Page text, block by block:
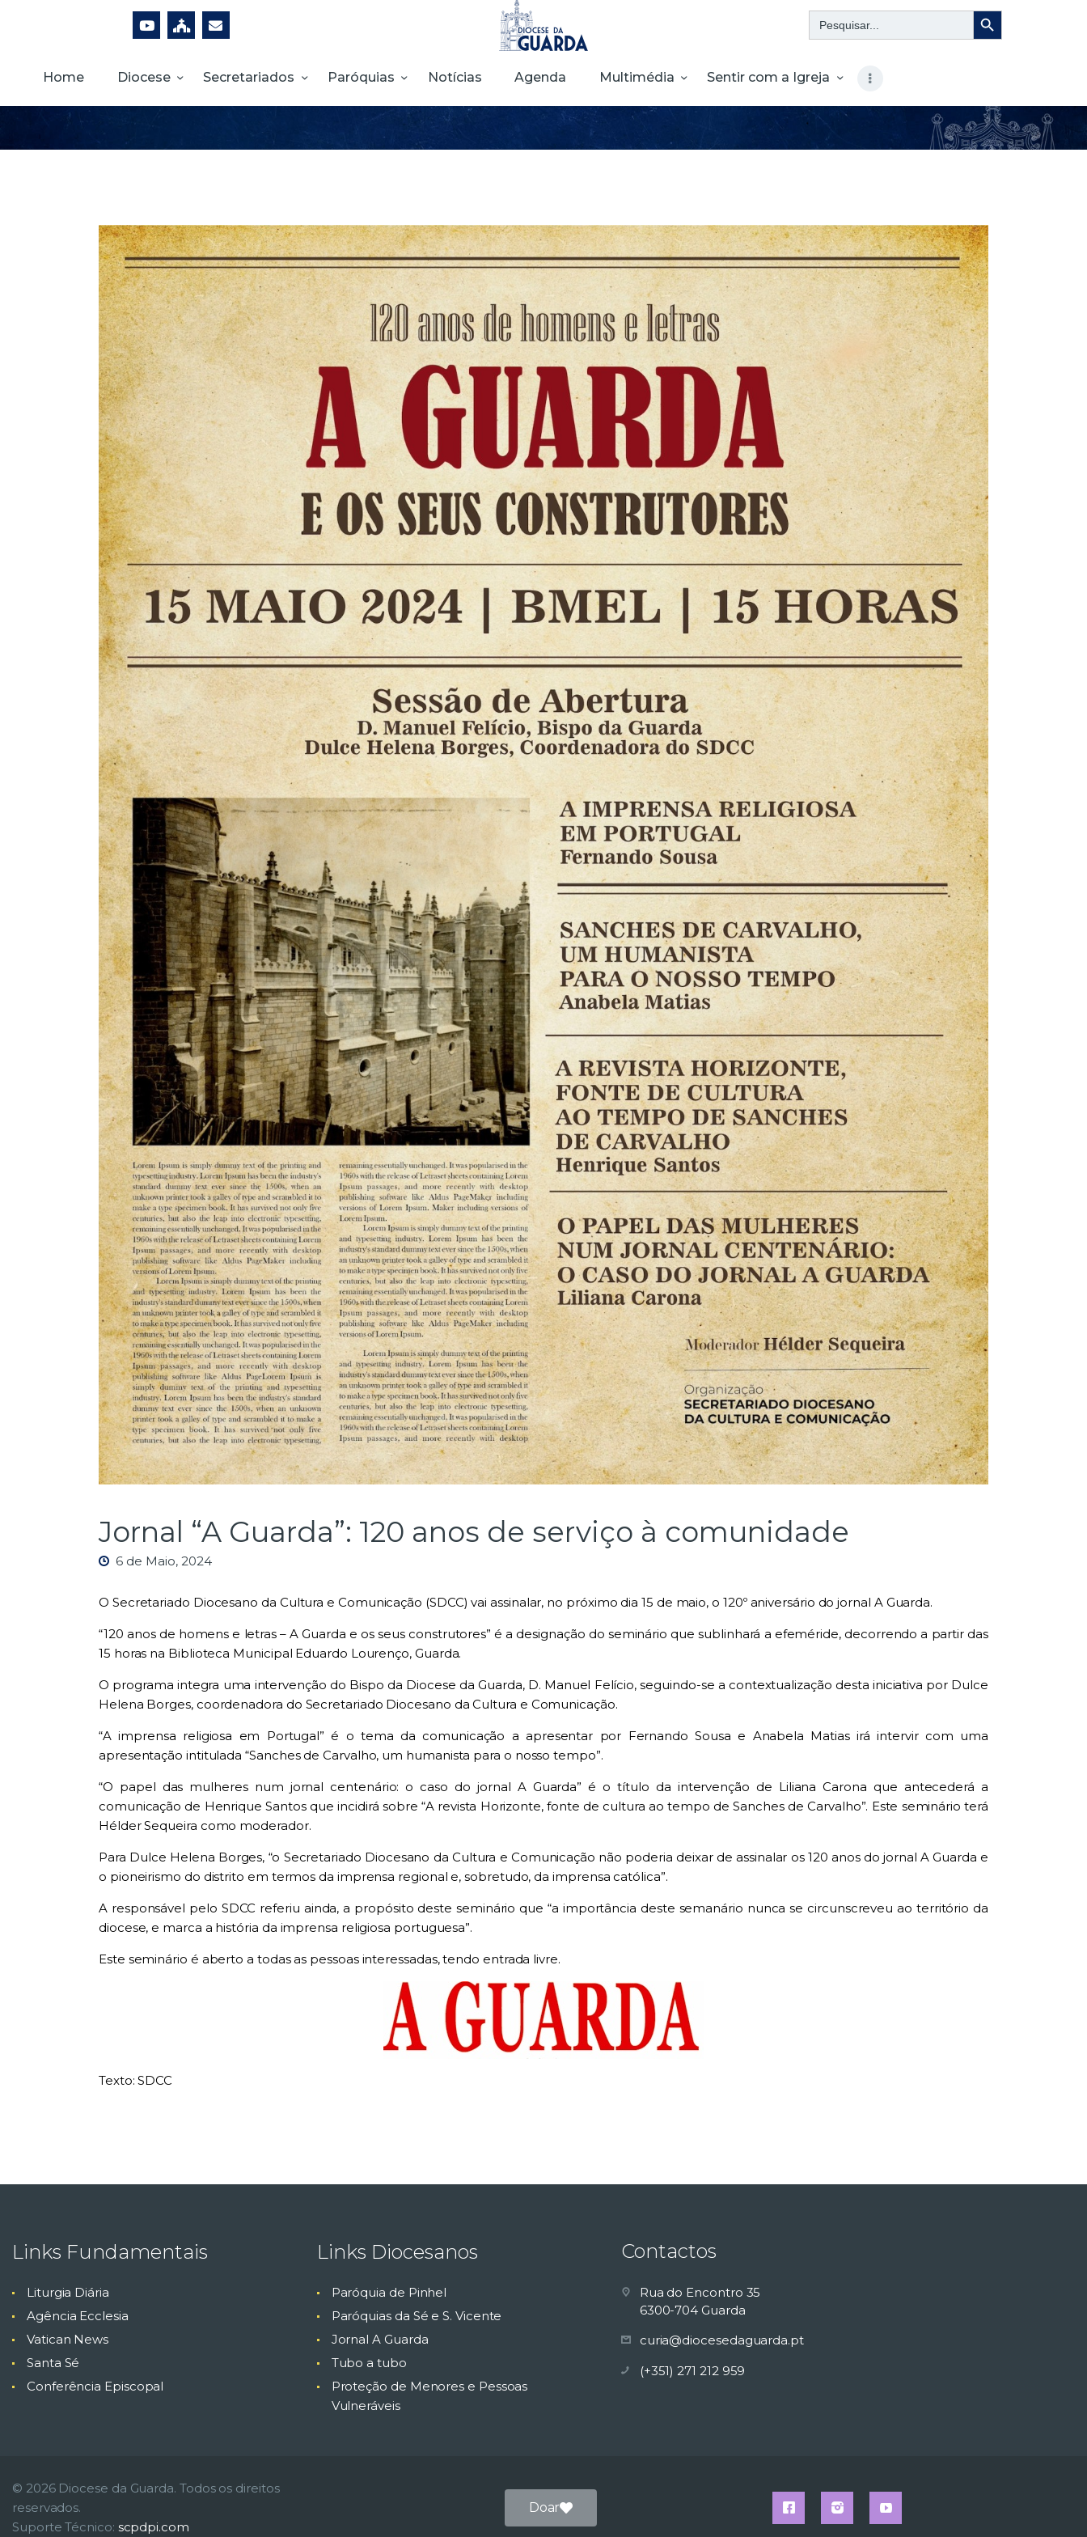
Search
for:
Search Button
Home Diocese Secretariados Paróquias Notícias Agenda Multimédia Sentir com a Igreja
PARÓQUIAS
MULTIMÉDIA
SENTIR COM A
IGREJA
CONTACTOS
Jornal “A Guarda”: 120 anos de serviço à comunidade
6 de Maio, 2024
O Secretariado Diocesano da Cultura e Comunicação (SDCC) vai assinalar, no próximo dia 15 de maio, o 120º aniversário do jornal A Guarda.
“120 anos de homens e letras – A Guarda e os seus construtores” é a designação do seminário que sublinhará a efeméride, decorrendo a partir das
15 horas na Biblioteca Municipal Eduardo Lourenço, Guarda.
O programa integra uma intervenção do Bispo da Diocese da Guarda, D. Manuel Felício, seguindo-se a contextualização desta iniciativa por Dulce
Helena Borges, coordenadora do Secretariado Diocesano da Cultura e Comunicação.
“A imprensa religiosa em Portugal” é o tema da comunicação a apresentar por Fernando Sousa e Anabela Matias irá intervir com uma
apresentação intitulada “Sanches de Carvalho, um humanista para o nosso tempo”.
“O papel das mulheres num jornal centenário: o caso do jornal A Guarda” é o título da intervenção de Liliana Carona que antecederá a
comunicação de Henrique Santos que incidirá sobre “A revista Horizonte, fonte de cultura ao tempo de Sanches de Carvalho”. Este seminário terá
Hélder Sequeira como moderador.
Para Dulce Helena Borges, “o Secretariado Diocesano da Cultura e Comunicação não poderia deixar de assinalar os 120 anos do jornal A Guarda e
o pioneirismo do distrito em termos da imprensa regional e, sobretudo, da imprensa católica”.
A responsável pelo SDCC referiu ainda, a propósito deste seminário que “a importância deste semanário nunca se circunscreveu ao território da
diocese, e marca a história da imprensa religiosa portuguesa”.
Este seminário é aberto a todas as pessoas interessadas, tendo entrada livre.
Texto: SDCC
Links Fundamentais
Liturgia Diária
Agência Ecclesia
Vatican News
Santa Sé
Conferência Episcopal
Links Diocesanos
Paróquia de Pinhel
Paróquias da Sé e S. Vicente
Jornal A Guarda
Tubo a tubo
Proteção de Menores e Pessoas
Vulneráveis
Contactos
Rua do Encontro 35
6300-704 Guarda
curia@diocesedaguarda.pt
(+351) 271 212 959
© 2026 Diocese da Guarda. Todos os direitos
reservados.
Suporte Técnico: scpdpi.com
Doar